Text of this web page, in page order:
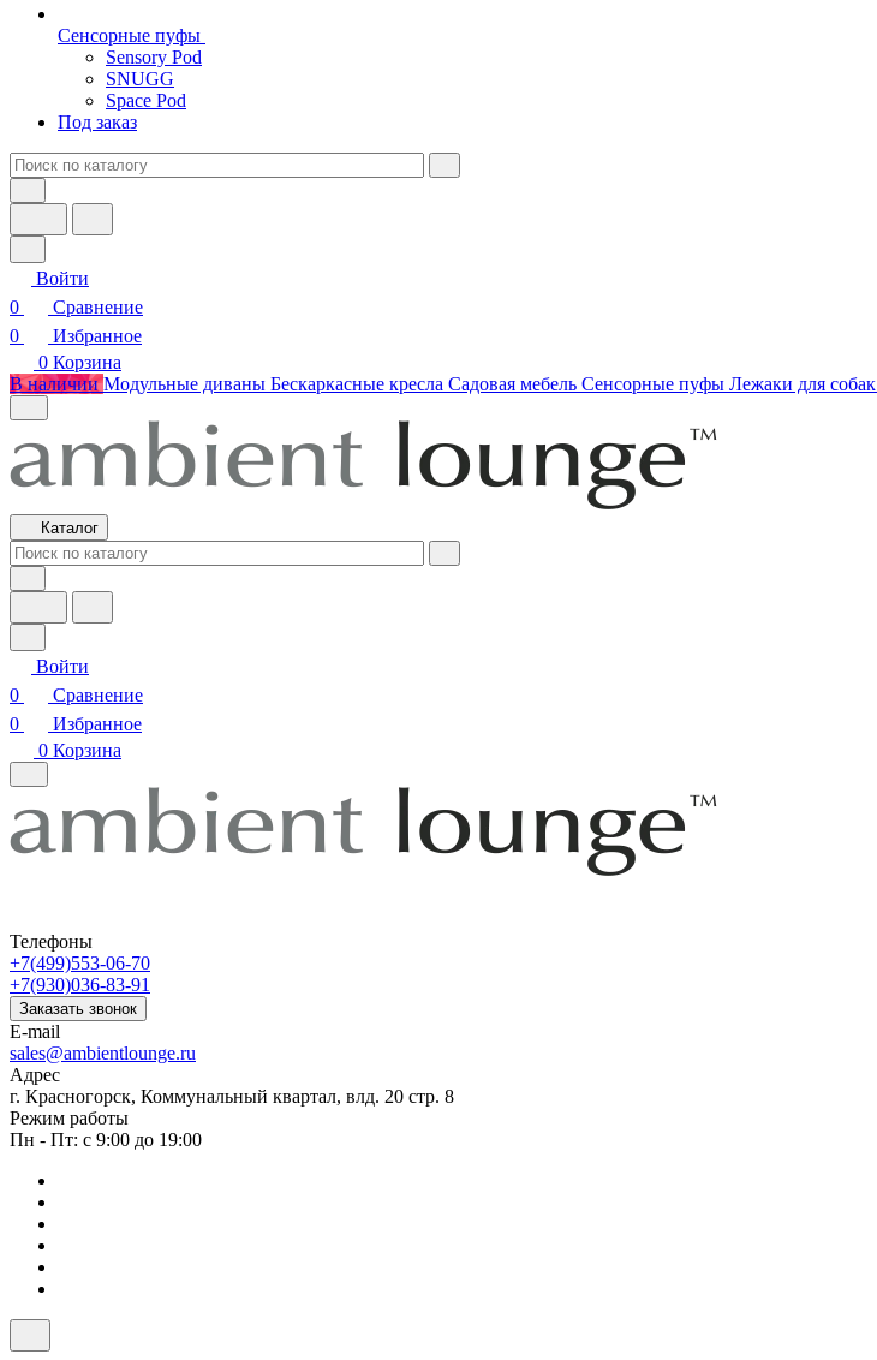
Сенсорные пуфы
Sensory Pod
SNUGG
Space Pod
Под заказ
Войти
0
Сравнение
0
Избранное
0 Корзина
В наличии Модульные диваны Бескаркасные кресла Садовая мебель Сенсорные пуфы Лежаки для собак
Каталог
Войти
0
Сравнение
0
Избранное
0 Корзина
Телефоны
+7(499)553-06-70
+7(930)036-83-91
Заказать звонок
E-mail
sales@ambientlounge.ru
Адрес
г. Красногорск, Коммунальный квартал, влд. 20 стр. 8
Режим работы
Пн - Пт: с 9:00 до 19:00